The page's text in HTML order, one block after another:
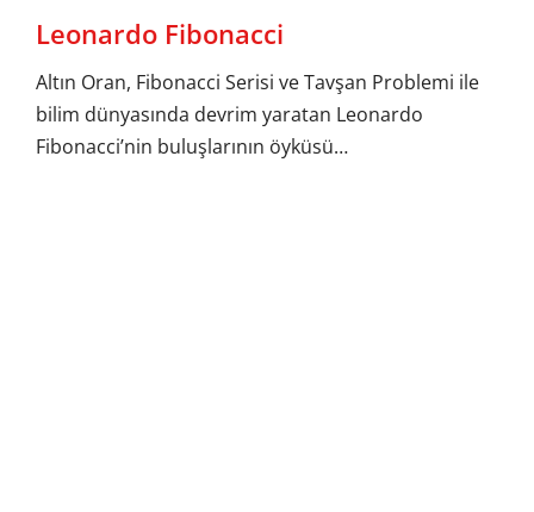
Leonardo Fibonacci
Altın Oran, Fibonacci Serisi ve Tavşan Problemi ile
bilim dünyasında devrim yaratan Leonardo
Fibonacci’nin buluşlarının öyküsü…